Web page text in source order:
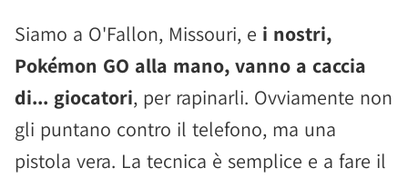
Siamo a O'Fallon, Missouri, e i nostri,
Pokémon GO alla mano, vanno a caccia
di... giocatori, per rapinarli. Ovviamente non
gli puntano contro il telefono, ma una
pistola vera. La tecnica è semplice e a fare il